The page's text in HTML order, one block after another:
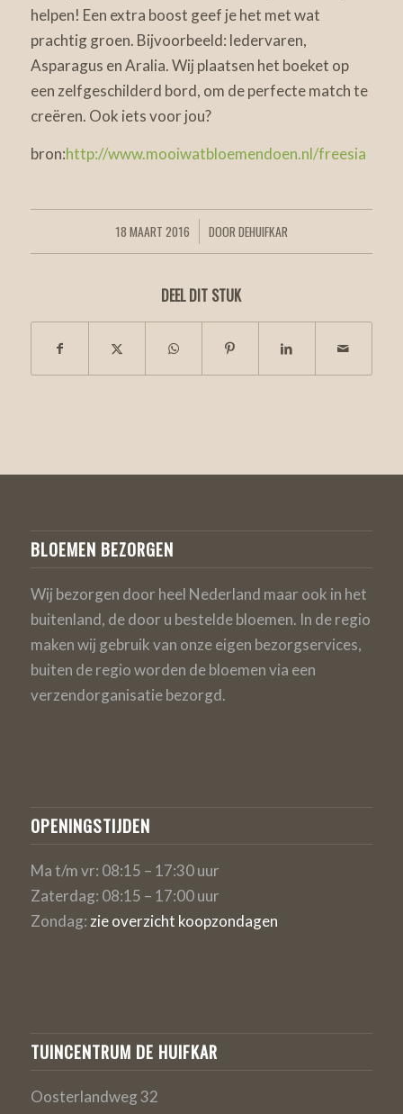
helpen! Een extra boost geef je het met wat
prachtig groen. Bijvoorbeeld: ledervaren,
Asparagus en Aralia. Wij plaatsen het boeket op
een zelfgeschilderd bord, om de perfecte match te
creëren. Ook iets voor jou?
bron:http://www.mooiwatbloemendoen.nl/freesia
18 MAART 2016
/ DOOR DEHUIFKAR
DEEL DIT STUK
BLOEMEN BEZORGEN
Wij bezorgen door heel Nederland maar ook in het
buitenland, de door u bestelde bloemen. In de regio
maken wij gebruik van onze eigen bezorgservices,
buiten de regio worden de bloemen via een
verzendorganisatie bezorgd.
OPENINGSTIJDEN
Ma t/m vr: 08:15 – 17:30 uur
Zaterdag: 08:15 – 17:00 uur
Zondag: zie overzicht koopzondagen
TUINCENTRUM DE HUIFKAR
Oosterlandweg 32